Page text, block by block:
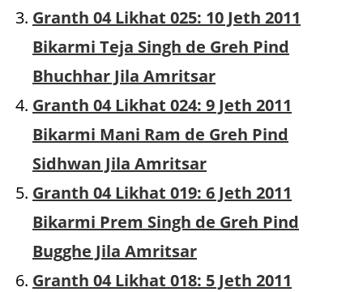
Granth 04 Likhat 025: 10 Jeth 2011
Bikarmi Teja Singh de Greh Pind
Bhuchhar Jila Amritsar
Granth 04 Likhat 024: 9 Jeth 2011
Bikarmi Mani Ram de Greh Pind
Sidhwan Jila Amritsar
Granth 04 Likhat 019: 6 Jeth 2011
Bikarmi Prem Singh de Greh Pind
Bugghe Jila Amritsar
Granth 04 Likhat 018: 5 Jeth 2011